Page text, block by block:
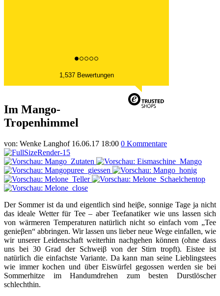
1,537 Bewertungen
Im Mango-
Tropenhimmel
von: Wenke Langhof 16.06.17 18:00 0 Kommentare
Der Sommer ist da und eigentlich sind heiβe, sonnige Tage ja nicht
das ideale Wetter für Tee – aber Teefanatiker wie uns lassen sich
von wärmeren Temperaturen natürlich nicht so einfach vom „Tee
genieβen“ abbringen. Wir lassen uns lieber neue Wege einfallen, wie
wir unserer Leidenschaft weiterhin nachgehen können (ohne dass
uns bei 30 Grad der Schweiβ von der Stirn tropft). Eistee ist
natürlich die einfachste Variante. Da kann man seine Lieblingstees
wie immer kochen und über Eiswürfel gegossen werden sie bei
Sommerhitze im Handumdrehen zum besten Durstlöscher
schlechthin.